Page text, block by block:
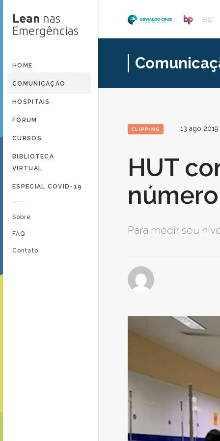
Lean nas
Emergências
HOME
COMUNICAÇÃO
HOSPITAIS
FÓRUM
CURSOS
BIBLIOTECA
VIRTUAL
ESPECIAL COVID-19
Sobre
FAQ
Contato
CLIPPING 13 ago 2019
HUT
Para medir seu